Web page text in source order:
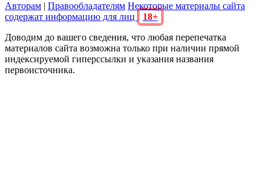
Авторам | Правообладателям Некоторые материалы сайта
содержат информацию для лиц
18+
Доводим до вашего сведения, что любая перепечатка
материалов сайта возможна только при наличии прямой
индексируемой гиперссылки и указания названия
первоисточника.